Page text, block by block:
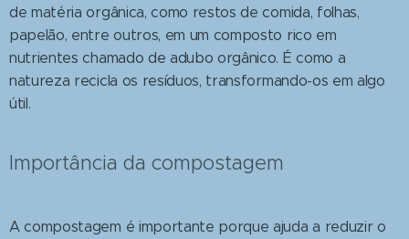
de matéria orgânica, como restos de comida, folhas,
papelão, entre outros, em um composto rico em
nutrientes chamado de adubo orgânico. É como a
natureza recicla os resíduos, transformando-os em algo
útil.
Importância da compostagem
A compostagem é importante porque ajuda a reduzir o